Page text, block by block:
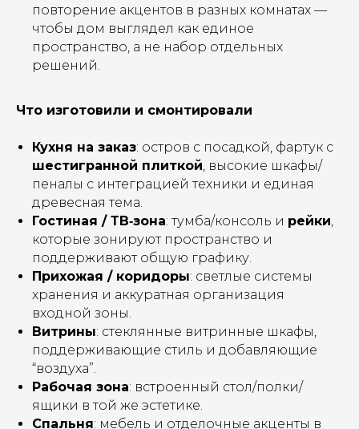
повторение акцентов в разных комнатах —
чтобы дом выглядел как единое
пространство, а не набор отдельных
решений.
Что изготовили и смонтировали
Кухня на заказ: остров с посадкой, фартук с
шестигранной плиткой, высокие шкафы/
пеналы с интеграцией техники и единая
древесная тема.
Гостиная / ТВ‑зона: тумба/консоль и рейки,
которые зонируют пространство и
поддерживают общую графику.
Прихожая / коридоры: светлые системы
хранения и аккуратная организация
входной зоны.
Витрины: стеклянные витринные шкафы,
поддерживающие стиль и добавляющие
“воздуха”.
Рабочая зона: встроенный стол/полки/
ящики в той же эстетике.
Спальня: мебель и отделочные акценты в